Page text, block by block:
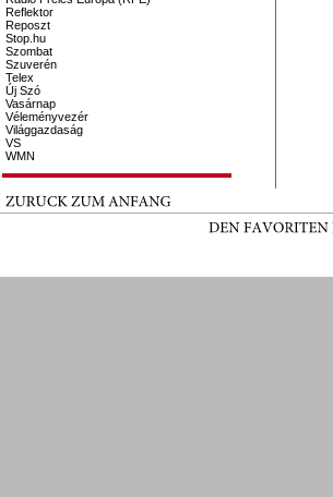
Reflektor
Reposzt
Stop.hu
Szombat
Szuverén
Telex
Új Szó
Vasárnap
Véleményvezér
Világgazdaság
VS
WMN
ZURÜCK ZUM ANFANG
DEN FAVORITEN